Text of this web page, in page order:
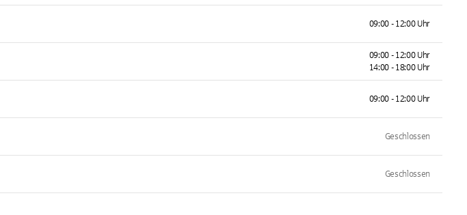
09:00 - 12:00 Uhr
09:00 - 12:00 Uhr
14:00 - 18:00 Uhr
09:00 - 12:00 Uhr
Geschlossen
Geschlossen